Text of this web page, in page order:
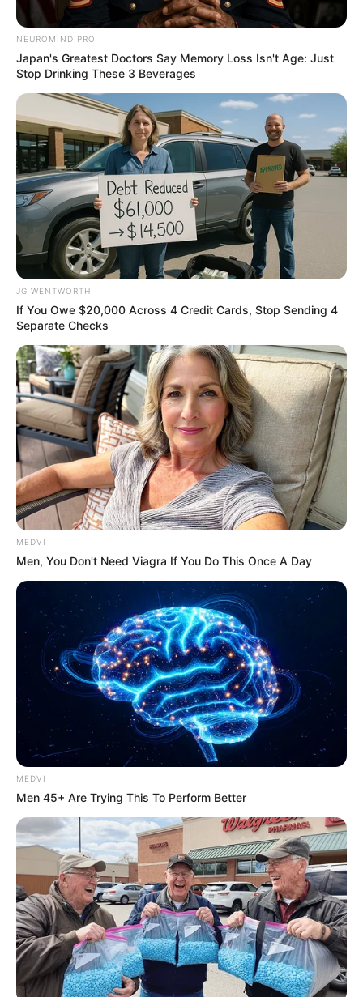
Arthrologist Begs To Stop Buying Knee Braces -
Do This Instead
FORGE BODY
She Spent A Fortune To Look Like A Modern-Day
Barbie
BRAINBERRIES
Looking For Extra Income Online?
EXTRA INCOME ONLINE
Surgeons: This Simple Method Ends Joint Pain &
NEUROMIND PRO
Japan's Greatest Doctors Say Memory Loss Isn't Age: Just
Stop Drinking These 3 Beverages
JG WENTWORTH
If You Owe $20,000 Across 4 Credit Cards, Stop Sending 4
Separate Checks
MEDVI
Men, You Don't Need Viagra If You Do This Once A Day
MEDVI
Men 45+ Are Trying This To Perform Better